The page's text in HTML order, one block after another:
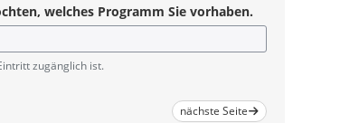
welches Programm Sie vorhaben.
zugänglich ist.
nächste Seite